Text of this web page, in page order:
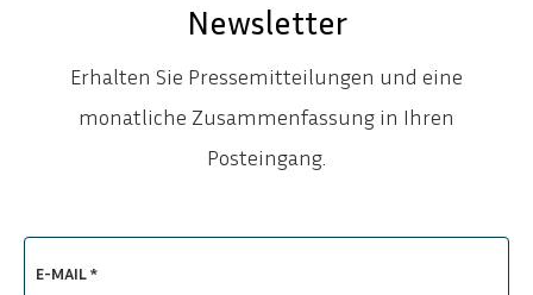
Newsletter
Erhalten Sie Pressemitteilungen und eine
monatliche Zusammenfassung in Ihren
Posteingang.
E-MAIL *